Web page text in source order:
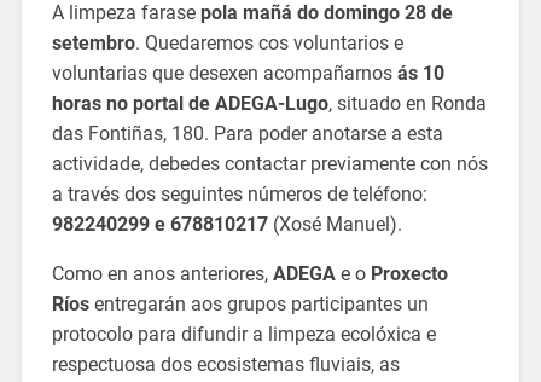
A limpeza farase pola mañá do domingo 28 de
setembro. Quedaremos cos voluntarios e
voluntarias que desexen acompañarnos ás 10
horas no portal de ADEGA-Lugo, situado en Ronda
das Fontiñas, 180. Para poder anotarse a esta
actividade, debedes contactar previamente con nós
a través dos seguintes números de teléfono:
982240299 e 678810217(Xosé Manuel).
Como en anos anteriores, ADEGAe o Proxecto
Ríosentregarán aos grupos participantes un
protocolo para difundir a limpeza ecolóxica e
respectuosa dos ecosistemas fluviais, as